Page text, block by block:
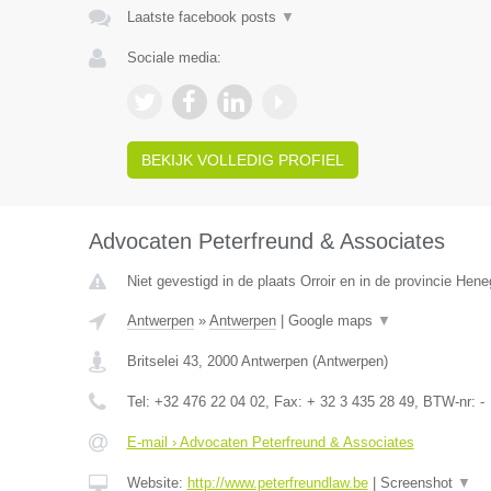
Laatste facebook posts ▼
Sociale media:
BEKIJK VOLLEDIG PROFIEL
Advocaten Peterfreund & Associates
Niet gevestigd in de plaats Orroir en in de provincie
Antwerpen» Antwerpen| Google maps ▼
Britselei 43, 2000 Antwerpen(Antwerpen)
Tel: +32 476 22 04 02, Fax: + 32 3 435 28 49, BTW-nr: -
E-mail › Advocaten Peterfreund & Associates
Website: http://www.peterfreundlaw.be| Screenshot ▼